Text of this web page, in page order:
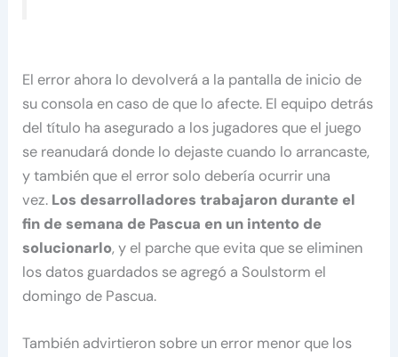
El error ahora lo devolverá a la pantalla de inicio de
su consola en caso de que lo afecte. El equipo detrás
del título ha asegurado a los jugadores que el juego
se reanudará donde lo dejaste cuando lo arrancaste,
y también que el error solo debería ocurrir una
vez. Los desarrolladores trabajaron durante el
fin de semana de Pascua en un intento de
solucionarlo, y el parche que evita que se eliminen
los datos guardados se agregó a Soulstorm el
domingo de Pascua.
También advirtieron sobre un error menor que los